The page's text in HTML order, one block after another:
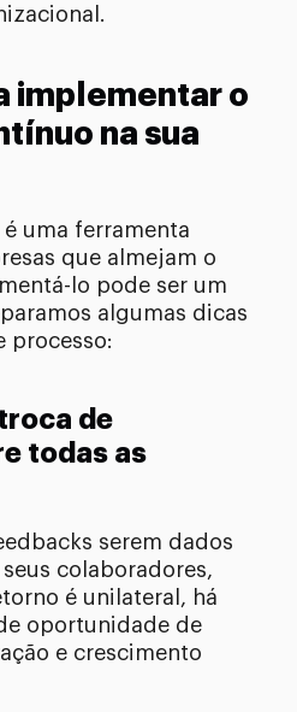
implementar o
na sua
uma ferramenta
que almejam o
lo pode ser um
algumas dicas
processo:
de
todas as
serem dados
colaboradores,
é unilateral, há
oportunidade de
e crescimento